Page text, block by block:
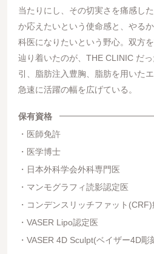
当たりにし、その切実さを痛感し
か応えたいという使命感と、やる
科医になりたいという野心。双方
辿り着いたのが、THE CLINIC だ
引、脂肪注入豊胸、脂肪を用いた
急速に活躍の幅を広げている。
保有資格
医師免許
医学博士
日本外科学会外科専門医
マンモグラフィ読影認定医
コンデンスリッチファット
VASER Lipo認定医
VASER 4D Sculpt(ベイザー4D彫